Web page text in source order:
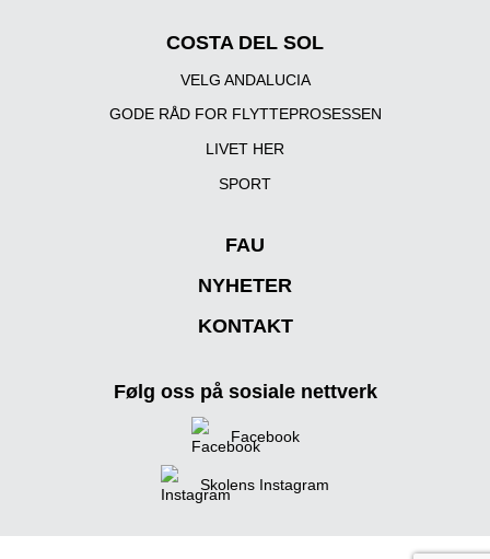
COSTA DEL SOL
VELG ANDALUCIA
GODE RÅD FOR FLYTTEPROSESSEN
LIVET HER
SPORT
FAU
NYHETER
KONTAKT
Følg oss på sosiale nettverk
Facebook
Skolens Instagram